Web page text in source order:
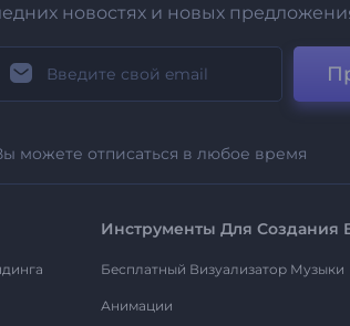
новостях и новых
можете отписаться в любое время
Инструменты Для Создания
Бесплатный Визуализатор Музыки
Анимации